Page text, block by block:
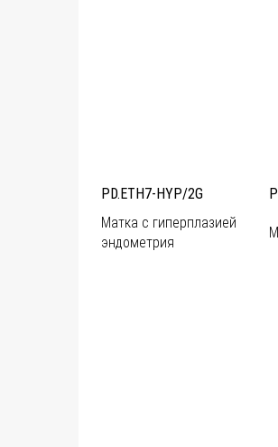
PD.ETH7-HYP/2G
Матка с гиперплазией
эндометрия